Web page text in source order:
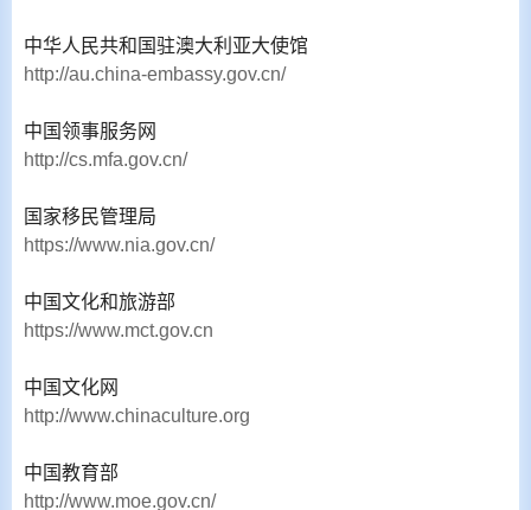
中华人民共和国驻澳大利亚大使馆
http://au.china-embassy.gov.cn/
中国领事服务网
http://cs.mfa.gov.cn/
国家移民管理局
https://www.nia.gov.cn/
中国文化和旅游部
https://www.mct.gov.cn
中国文化网
http://www.chinaculture.org
中国教育部
http://www.moe.gov.cn/